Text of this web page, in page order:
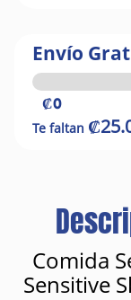
Envío
₡0
Te faltan
Comida
Sensitive